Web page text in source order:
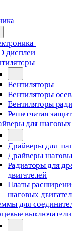
дисплеи
Вентиляторы
Вентиляторы
Вентиляторы
Решетчатая
для шаговых
Драйверы для
Драйверы
Радиаторы для
двигателей
Платы
шаговых
для
выключатели